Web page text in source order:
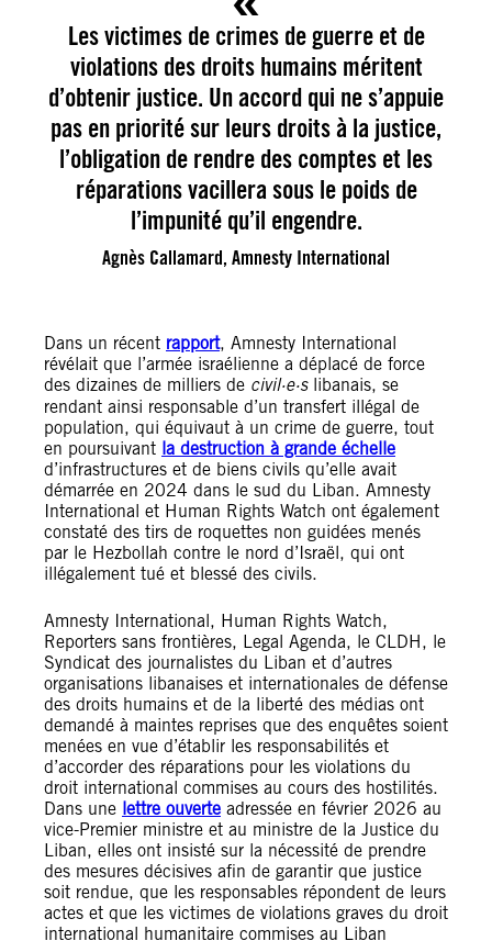
Les victimes de crimes de guerre et de
violations des droits humains méritent
d’obtenir justice. Un accord qui ne s’appuie
pas en priorité sur leurs droits à la justice,
l’obligation de rendre des comptes et les
réparations vacillera sous le poids de
l’impunité qu’il engendre.
Agnès Callamard, Amnesty International
Dans un récent rapport, Amnesty International
révélait que l’armée israélienne a déplacé de force
des dizaines de milliers de civil·e·slibanais, se
rendant ainsi responsable d’un transfert illégal de
population, qui équivaut à un crime de guerre, tout
en poursuivant la destruction à grande échelle
d’infrastructures et de biens civils qu’elle avait
démarrée en 2024 dans le sud du Liban. Amnesty
International et Human Rights Watch ont également
constaté des tirs de roquettes non guidées menés
par le Hezbollah contre le nord d’Israël, qui ont
illégalement tué et blessé des civils.
Amnesty International, Human Rights Watch,
Reporters sans frontières, Legal Agenda, le CLDH, le
Syndicat des journalistes du Liban et d’autres
organisations libanaises et internationales de défense
des droits humains et de la liberté des médias ont
demandé à maintes reprises que des enquêtes soient
menées en vue d’établir les responsabilités et
d’accorder des réparations pour les violations du
droit international commises au cours des hostilités.
Dans une lettre ouverte adressée en février 2026 au
vice-Premier ministre et au ministre de la Justice du
Liban, elles ont insisté sur la nécessité de prendre
des mesures décisives afin de garantir que justice
soit rendue, que les responsables répondent de leurs
actes et que les victimes de violations graves du droit
international humanitaire commises au Liban